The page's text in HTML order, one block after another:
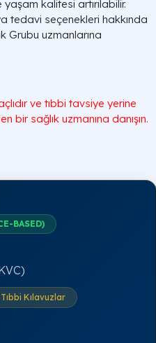
kalitesi artırılabilir.
tedavi seçenekleri hakkında
Grubu uzmanlarına
ve tıbbi tavsiye yerine
bir sağlık uzmanına danışın.
BASED)
Kılavuzlar